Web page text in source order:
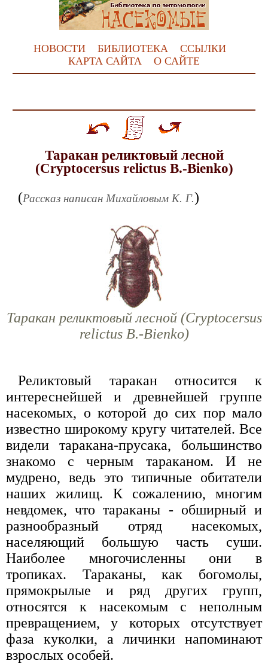
НОВОСТИ БИБЛИОТЕКА
ССЫЛКИ
КАРТА САЙТА
О САЙТЕ
Таракан реликтовый лесной
(Cryptocersus relictus B.-Bienko)
(Рассказ написан Михайловым К. Г.)
Таракан реликтовый лесной (Cryptocersus
relictus B.-Bienko)
Реликтовый таракан относится к
интереснейшей и древнейшей группе
насекомых, о которой до сих пор мало
известно широкому кругу читателей. Все
видели таракана-прусака, большинство
знакомо с черным тараканом. И не
мудрено, ведь это типичные обитатели
наших жилищ. К сожалению, многим
невдомек, что тараканы - обширный и
разнообразный отряд насекомых,
населяющий большую часть суши.
Наиболее многочисленны они в
тропиках. Тараканы, как богомолы,
прямокрылые и ряд других групп,
относятся к насекомым с неполным
превращением, у которых отсутствует
фаза куколки, а личинки напоминают
взрослых особей.